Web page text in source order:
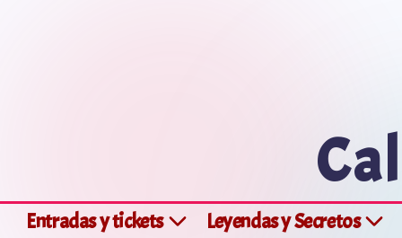
Entradas y tickets Leyendas y Secretos